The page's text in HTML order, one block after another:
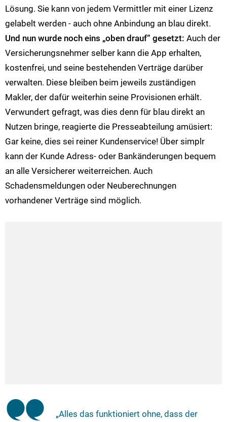
Lösung. Sie kann von jedem Vermittler mit einer Lizenz
gelabelt werden - auch ohne Anbindung an blau direkt.
Und nun wurde noch eins „oben drauf“ gesetzt: Auch der
Versicherungsnehmer selber kann die App erhalten,
kostenfrei, und seine bestehenden Verträge darüber
verwalten. Diese bleiben beim jeweils zuständigen
Makler, der dafür weiterhin seine Provisionen erhält.
Verwundert gefragt, was dies denn für blau direkt an
Nutzen bringe, reagierte die Presseabteilung amüsiert:
Gar keine, dies sei reiner Kundenservice! Über simplr
kann der Kunde Adress- oder Bankänderungen bequem
an alle Versicherer weiterreichen. Auch
Schadensmeldungen oder Neuberechnungen
vorhandener Verträge sind möglich.
„Alles das funktioniert ohne, dass der